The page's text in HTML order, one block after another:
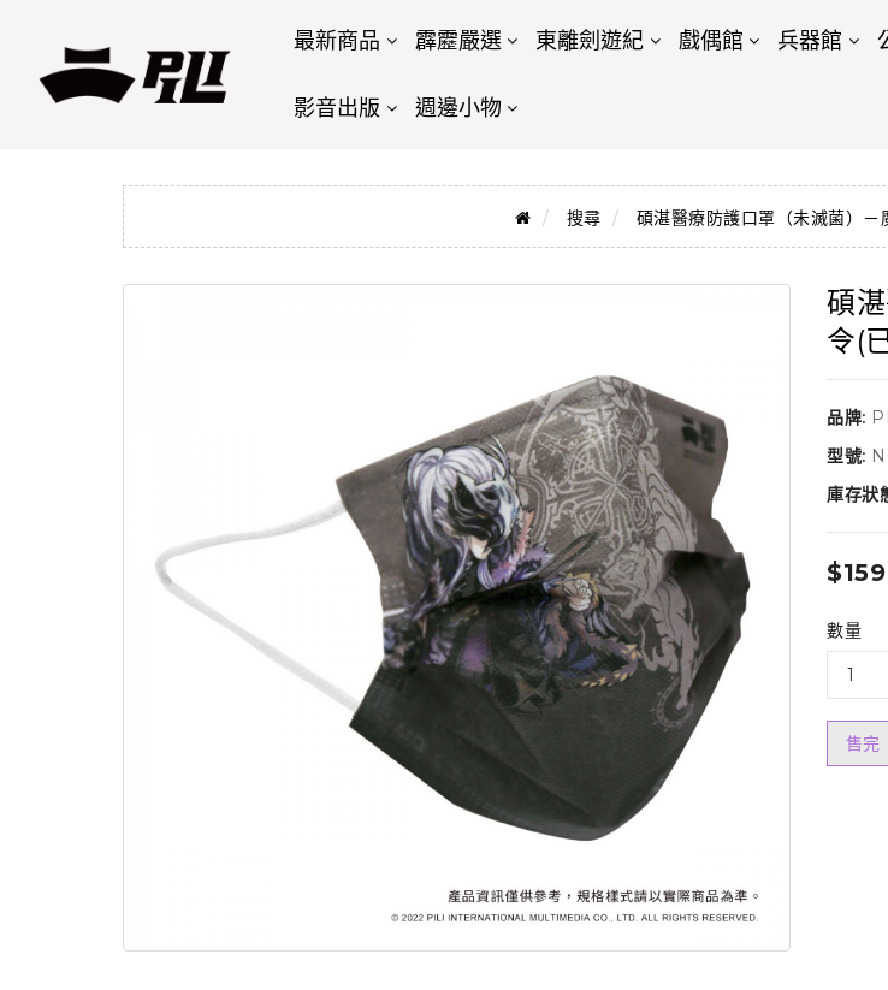
最新商品 霹靂嚴選 東離劍遊紀 戲偶館 兵器館
影音出版 週邊小物
搜尋 碩湛醫療防護口罩（未滅菌）
碩
令(
品牌:
型號:
庫存狀
$159
數量
售完